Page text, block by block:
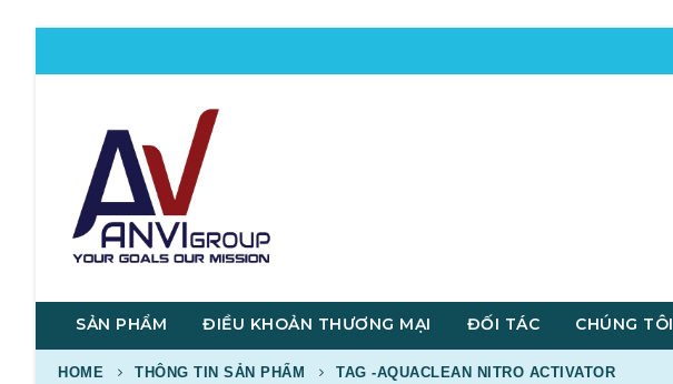
SẢN PHẨM ĐIỀU KHOẢN THƯƠNG MẠI ĐỐI TÁC CHÚNG TÔI
HOME THÔNG TIN SẢN PHẨM TAG -AQUACLEAN NITRO ACTIVATOR